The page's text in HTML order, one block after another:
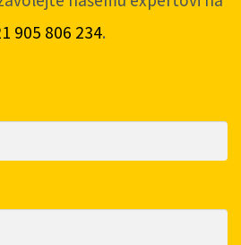
905 806 234.